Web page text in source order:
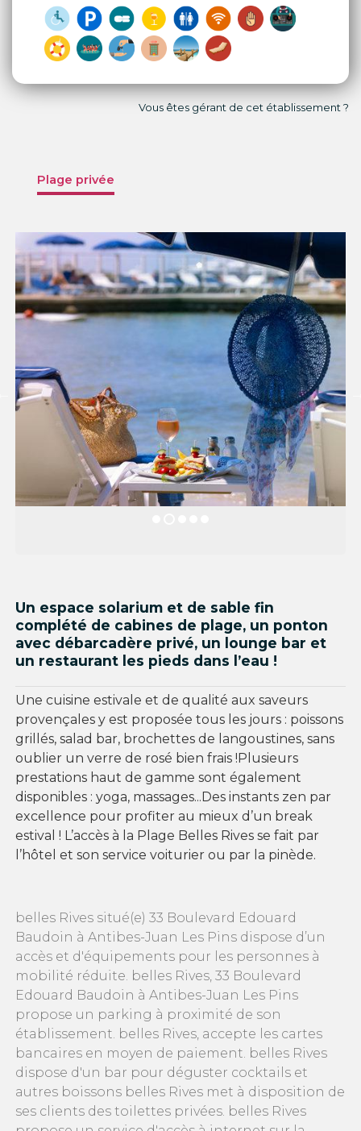
Vous êtes gérant de cet établissement ?
Plage privée
Un espace solarium et de sable fin
complété de cabines de plage, un ponton
avec débarcadère privé, un lounge bar et
un restaurant les pieds dans l’eau !
Une cuisine estivale et de qualité aux saveurs
provençales y est proposée tous les jours : poissons
grillés, salad bar, brochettes de langoustines, sans
oublier un verre de rosé bien frais !Plusieurs
prestations haut de gamme sont également
disponibles : yoga, massages...Des instants zen par
excellence pour profiter au mieux d’un break
estival ! L’accès à la Plage Belles Rives se fait par
l’hôtel et son service voiturier ou par la pinède.
belles Rives situé(e) 33 Boulevard Edouard
Baudoin à Antibes-Juan Les Pins dispose d’un
accès et d'équipements pour les personnes à
mobilité réduite. belles Rives, 33 Boulevard
Edouard Baudoin à Antibes-Juan Les Pins
propose un parking à proximité de son
établissement. belles Rives, accepte les cartes
bancaires en moyen de paiement. belles Rives
dispose d'un bar pour déguster cocktails et
autres boissons belles Rives met à disposition de
ses clients des toilettes privées. belles Rives